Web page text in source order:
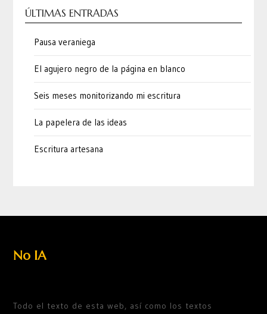
ÚLTIMAS ENTRADAS
Pausa veraniega
El agujero negro de la página en blanco
Seis meses monitorizando mi escritura
La papelera de las ideas
Escritura artesana
No IA
Todo el texto de esta web, así como los textos